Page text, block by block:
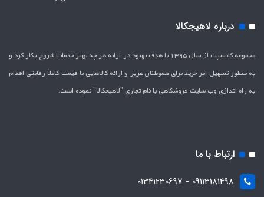
درباره لاهیجکالا
مجموعه کانسپت از سال 1395 با هدف بهبود در ارائه هر چه بهتر خدمات شروع بکار کرد و
به منظور تسهیل امر خرید برای هموطنان عزیز و ارائه کالاهایی با قیمت کاملاَ رقابتی اقدام
به راه اندازی وب سایت فروشگاهی با نام تجاری "لاهیج­کالا" نموده است.
ارتباط با ما
09113181498 - 01341230697